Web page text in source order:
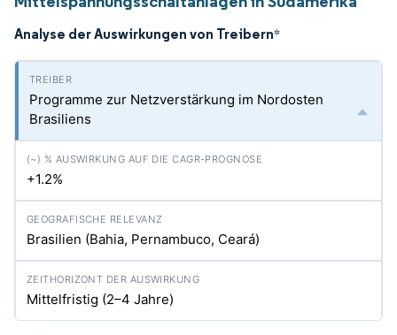
Analyse der Auswirkungen von Treibern*
Programme zur Netzverstärkung im Nordosten
Brasiliens
+1.2%
Brasilien (Bahia, Pernambuco, Ceará)
Mittelfristig (2–4 Jahre)